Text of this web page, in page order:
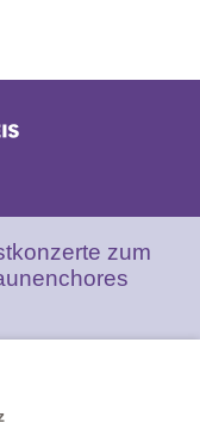
zum